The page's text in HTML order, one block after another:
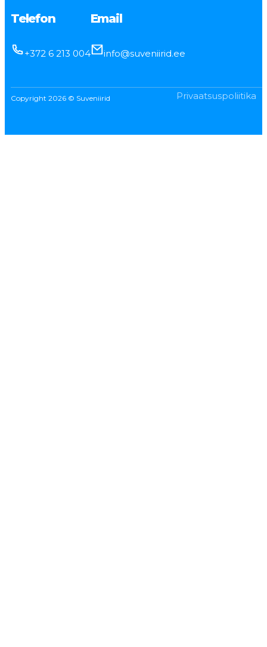
Telefon
+372 6 213 004
Email
info@suveniirid.ee
Copyright 2026 © Suveniirid Privaatsuspoliitika